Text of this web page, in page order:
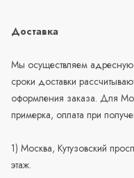
Доставка
Мы осуществляем адресную
сроки доставки
оформления заказа. Для
примерка, оплата при
1) Москва, Кутузовский
этаж.